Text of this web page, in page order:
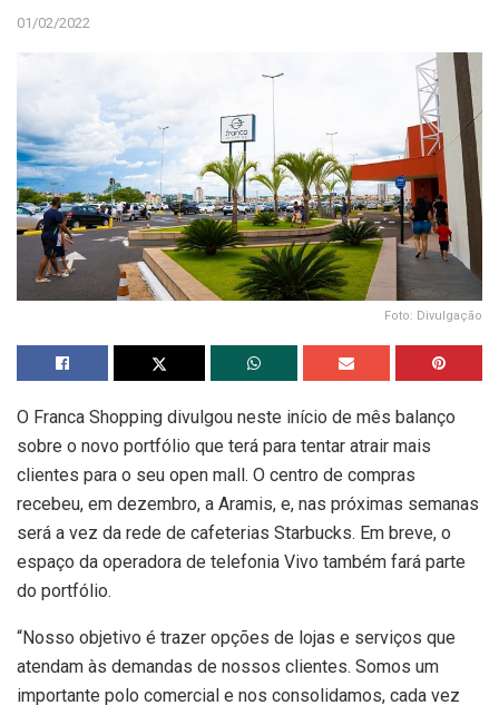
01/02/2022
Foto: Divulgação
O Franca Shopping divulgou neste início de mês balanço
sobre o novo portfólio que terá para tentar atrair mais
clientes para o seu open mall. O centro de compras
recebeu, em dezembro, a Aramis, e, nas próximas semanas
será a vez da rede de cafeterias Starbucks. Em breve, o
espaço da operadora de telefonia Vivo também fará parte
do portfólio.
“Nosso objetivo é trazer opções de lojas e serviços que
atendam às demandas de nossos clientes. Somos um
importante polo comercial e nos consolidamos, cada vez